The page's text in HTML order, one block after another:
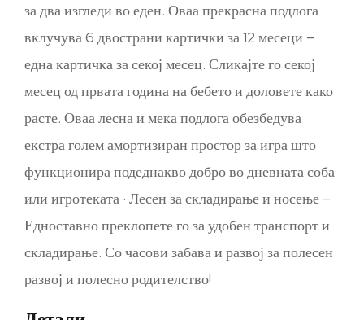
за два изгледи во еден. Оваа прекрасна подлога
вклучува 6 двострани картички за 12 месеци –
една картичка за секој месец. Сликајте го секој
месец од првата година на бебето и доловете како
расте. Оваа лесна и мека подлога обезбедува
екстра голем амортизиран простор за игра што
функционира подеднакво добро во дневната соба
или игротеката · Лесен за складирање и носење –
Едноставно преклопете го за удобен транспорт и
складирање. Со часови забава и развој за полесен
развој и полесно родителство!